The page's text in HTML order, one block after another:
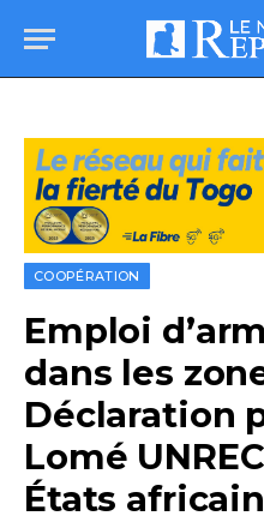
COOPÉRATION
Emploi
dans les
Déclaration
Lomé
États